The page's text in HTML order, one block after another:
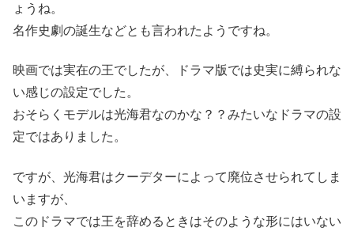
ょうね。
名作史劇の誕生などとも言われたようですね。
映画では実在の王でしたが、ドラマ版では史実に縛られな
い感じの設定でした。
おそらくモデルは光海君なのかな？？みたいなドラマの設
定ではありました。
ですが、光海君はクーデターによって廃位させられてしま
いますが、
このドラマでは王を辞めるときはそのような形にはいない